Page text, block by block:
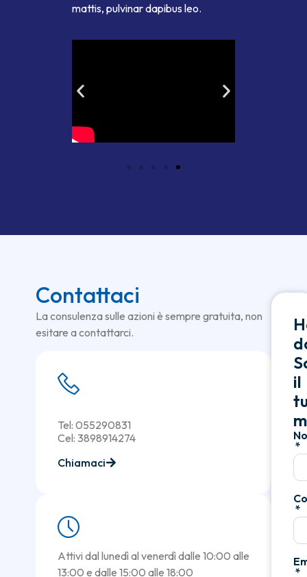
mattis, pulvinar dapibus leo.
Contattaci
La consulenza sulle azioni è sempre gratuita, non
esitare a contattarci.
Tel: 055290831
Cel: 3898914274
Chiamaci
Attivi dal lunedì al venerdì dalle 10:00 alle
13:00 e dalle 15:00 alle 18:00
il